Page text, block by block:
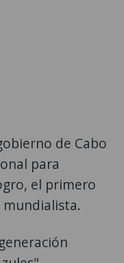
de Cabo
para
el primero
mundialista.